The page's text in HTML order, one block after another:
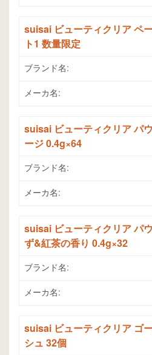
suisai ビューティクリア ペ
ト1 数量限定
ブランド名:
メーカ名:
suisai ビューティクリア パ
ージ 0.4g×64
ブランド名:
メーカ名:
suisai ビューティクリア パ
ず&紅茶の香り 0.4g×32
ブランド名:
メーカ名:
suisai ビューティクリア ゴ
シュ 32個